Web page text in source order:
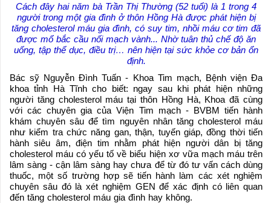
Cách đây hai năm bà Trần Thị Thường (52 tuổi) là 1 trong 4
người trong một gia đình ở thôn Hồng Hà được phát hiện bị
tăng cholesterol máu gia đình, có suy tim, nhồi máu cơ tim đã
được mổ bắc cầu nối mạch vành... Nhờ tuân thủ chế độ ăn
uống, tập thể dục, điều trị… nên hiện tại sức khỏe cơ bản ổn
định.
Bác sỹ Nguyễn Đình Tuấn - Khoa Tim mạch, Bệnh viện Đa
khoa tỉnh Hà Tĩnh cho biết: ngay sau khi phát hiện những
người tăng cholesterol máu tại thôn Hồng Hà, Khoa đã cùng
với các chuyên gia của Viện Tim mạch - BVBM tiến hành
khám chuyên sâu để tìm nguyên nhân tăng cholesterol máu
như kiểm tra chức năng gan, thận, tuyến giáp, đồng thời tiến
hành siêu âm, điện tim nhằm phát hiện người dân bị tăng
cholesterol máu có yếu tố về biểu hiện xơ vữa mạch máu trên
lâm sàng - cận lâm sàng hay chưa để từ đó tư vấn cách dùng
thuốc, một số trường hợp sẽ tiến hành làm các xét nghiệm
chuyên sâu đó là xét nghiệm GEN để xác định có liên quan
đến tăng cholesterol máu gia đình hay không.